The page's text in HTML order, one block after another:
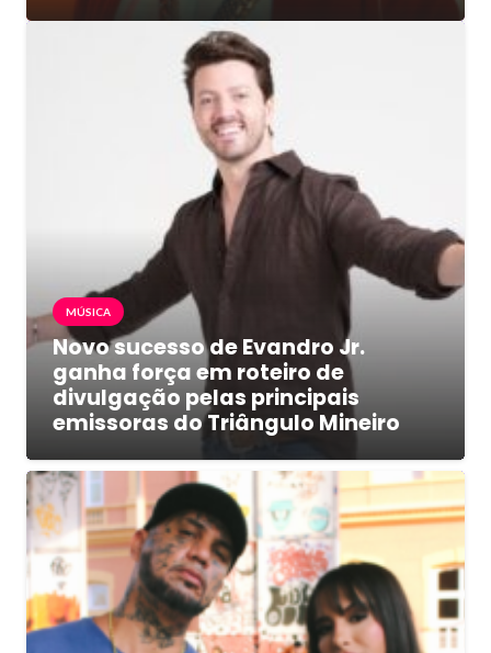
MÚSICA
Novo sucesso de Evandro Jr.
ganha força em roteiro de
divulgação pelas principais
emissoras do Triângulo Mineiro